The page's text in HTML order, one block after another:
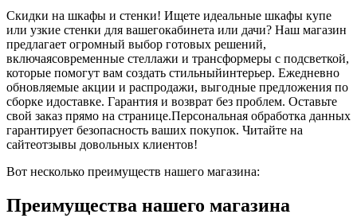
Скидки на шкафы и стенки! Ищете идеальные шкафы купе
или узкие стенки для вашегокабинета или дачи? Наш магазин
предлагает огромный выбор готовых решений,
включаясовременные стеллажи и трансформеры с подсветкой,
которые помогут вам создать стильныйинтерьер. Ежедневно
обновляемые акции и распродажи, выгодные предложения по
сборке идоставке. Гарантия и возврат без проблем. Оставьте
свой заказ прямо на странице.Персональная обработка данных
гарантирует безопасность ваших покупок. Читайте на
сайтеотзывы довольных клиентов!
Вот несколько преимуществ нашего магазина:
Преимущества нашего магазина